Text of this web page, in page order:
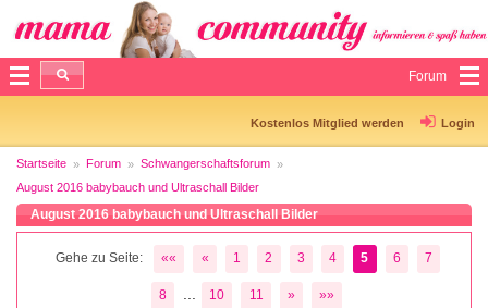
Forum
Kostenlos Mitglied werden Login
Startseite Forum
Schwangerschaftsforum
August 2016 babybauch und Ultraschall Bilder
August 2016 babybauch und Ultraschall Bilder
Gehe zu Seite: «« « 1 2 3 4 5 6 7
8 10 11 » »»